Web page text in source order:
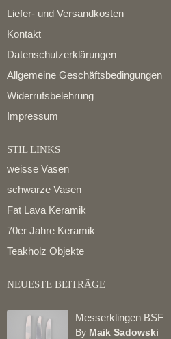
Liefer- und Versandkosten
Kontakt
Datenschutzerklärungen
Allgemeine Geschäftsbedingungen
Widerrufsbelehrung
Impressum
STIL LINKS
weisse Vasen
schwarze Vasen
Fat Lava Keramik
70er Jahre Keramik
Teakholz Objekte
NEUESTE BEITRÄGE
Messerklingen BSF
By Maik Sadowski